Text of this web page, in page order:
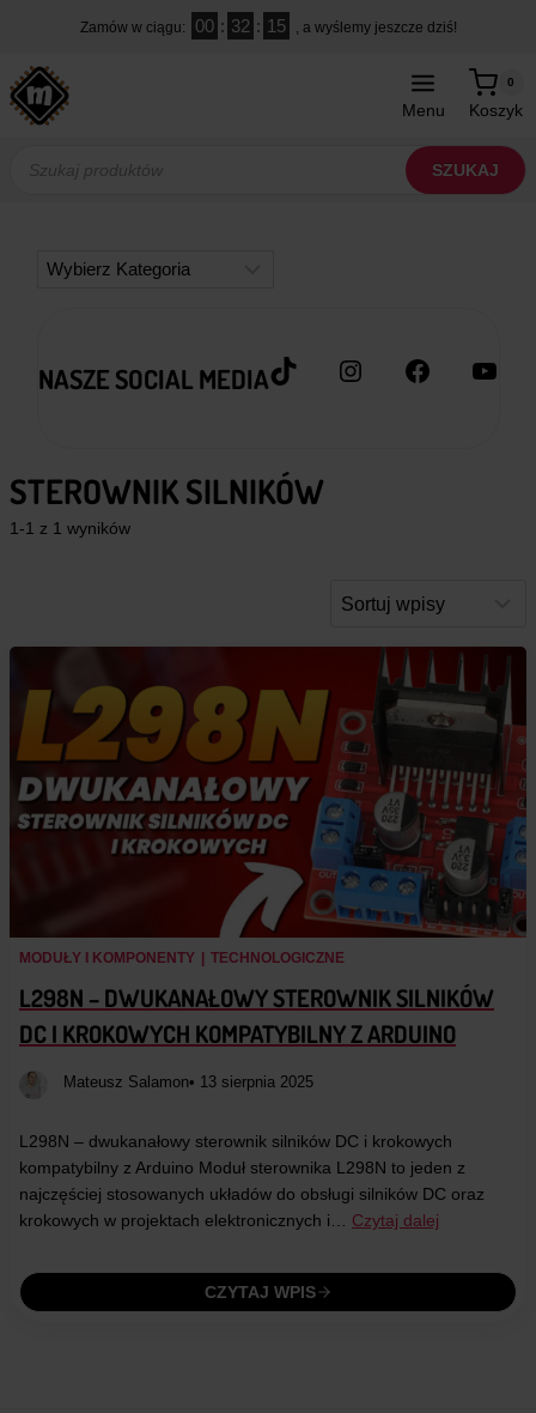
treści
Zamów w ciągu: 00 : 32 : 14 , a wyślemy jeszcze dziś!
Menu Koszyk
0
produktów
SZUKAJ
Kategorie
NASZE SOCIAL MEDIATikTokInstagramFacebook
STEROWNIK SILNIKÓW
1-1 z 1 wyników
MODUŁY I KOMPONENTY TECHNOLOGICZNE
L298N – DWUKANAŁOWY STEROWNIK SILNIKÓW
DC I KROKOWYCH KOMPATYBILNY Z ARDUINO
Mateusz Salamon• 13 sierpnia 2025
L298N – dwukanałowy sterownik silników DC i krokowych
kompatybilny z Arduino Moduł sterownika L298N to jeden z
najczęściej stosowanych układów do obsługi silników DC oraz
krokowych w projektach elektronicznych i… Czytaj dalej
CZYTAJ WPIS